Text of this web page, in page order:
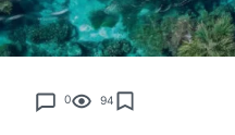
0 94